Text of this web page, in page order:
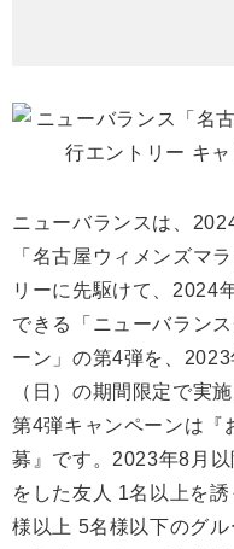
ニューバランスは、
「名古屋ウィメンズマ
リーに先駆けて、2024
できる「ニューバラン
ーン」の第4弾を、
（日）の期間限定で実施
第4弾キャンペーンは『
募』です。2023年8月
をした友人 1名以上を
様以上 5名様以下のグ